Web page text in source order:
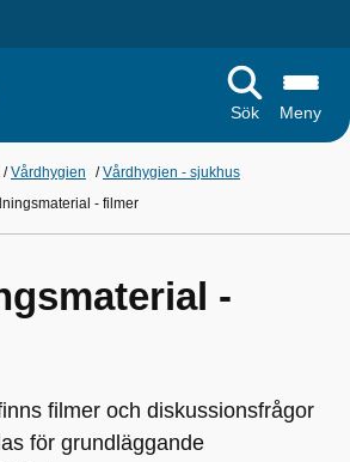
Sök
Meny
/Vårdhygien /Vårdhygien - sjukhus
- filmer
-
filmer och diskussionsfrågor
för grundläggande